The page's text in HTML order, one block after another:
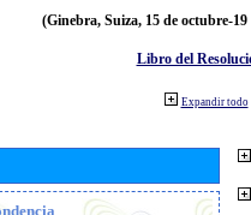
(Ginebra, Suiza, 15 de octubre-19
Libro del
Expandir todo